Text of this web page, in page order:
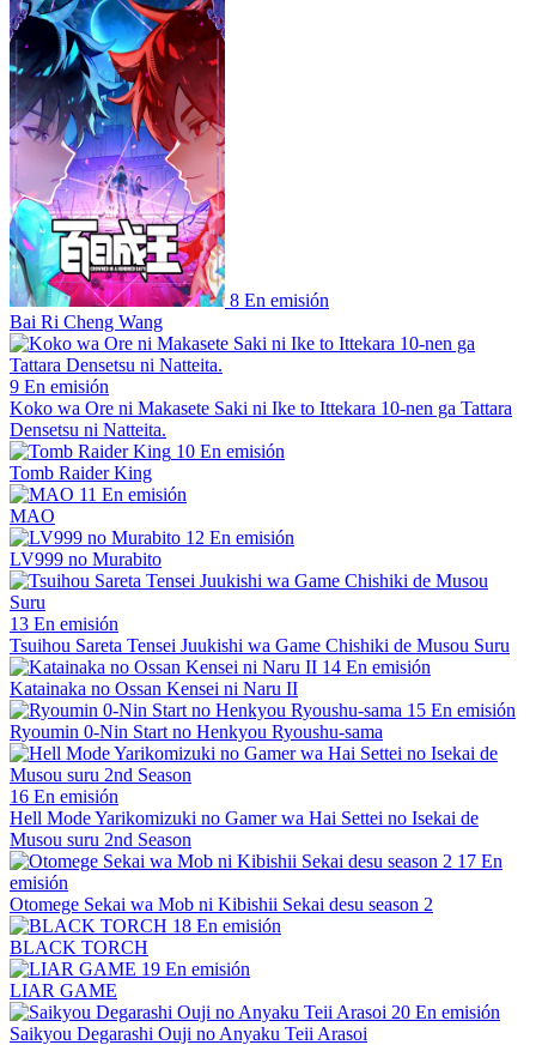
8 En emisión
Bai Ri Cheng Wang
9 En emisión
Koko wa Ore ni Makasete Saki ni Ike to Ittekara 10-nen ga Tattara
Densetsu ni Natteita.
10 En emisión
Tomb Raider King
11 En emisión
MAO
12 En emisión
LV999 no Murabito
13 En emisión
Tsuihou Sareta Tensei Juukishi wa Game Chishiki de Musou Suru
14 En emisión
Katainaka no Ossan Kensei ni Naru II
15 En emisión
Ryoumin 0-Nin Start no Henkyou Ryoushu-sama
16 En emisión
Hell Mode Yarikomizuki no Gamer wa Hai Settei no Isekai de
Musou suru 2nd Season
17 En
emisión
Otomege Sekai wa Mob ni Kibishii Sekai desu season 2
18 En emisión
BLACK TORCH
19 En emisión
LIAR GAME
20 En emisión
Saikyou Degarashi Ouji no Anyaku Teii Arasoi